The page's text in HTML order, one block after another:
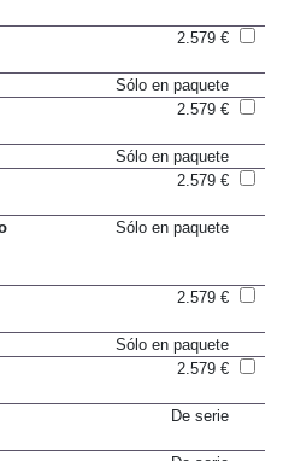
Sólo en paquete
Sólo en paquete
Sólo en paquete